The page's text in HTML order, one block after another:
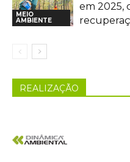
MEIO
AMBIENTE
em 2025,
REALIZAÇÃO